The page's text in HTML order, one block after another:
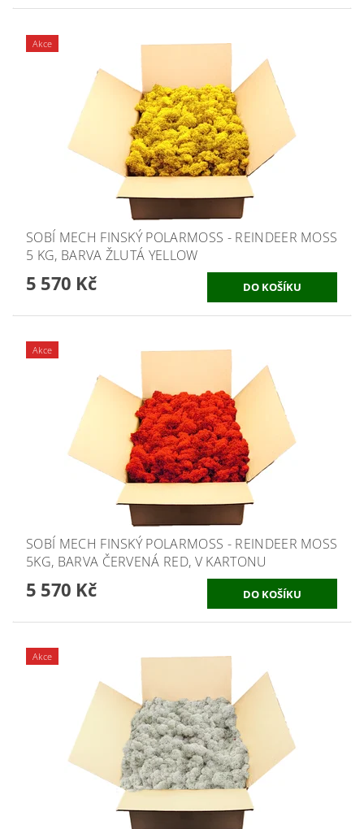
Akce
SOBÍ MECH FINSKÝ POLARMOSS - REINDEER MOSS
5 KG, BARVA ŽLUTÁ YELLOW
5 570 Kč
Akce
SOBÍ MECH FINSKÝ POLARMOSS - REINDEER MOSS
5KG, BARVA ČERVENÁ RED, V KARTONU
5 570 Kč
Akce